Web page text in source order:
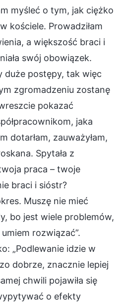
myśleć o tym, jak ciężko
kościele. Prowadziłam
a większość braci i
swój obowiązek.
duże postępy, tak więc
zgromadzeniu zostanę
pokazać
jaka
dotarłam, zauważyłam,
Spytała z
praca – twoje
braci i sióstr?
Muszę nie mieć
bo jest wiele problemów,
rozwiązać”.
„Podlewanie idzie w
dobrze, znacznie lepiej
chwili pojawiła się
o efekty